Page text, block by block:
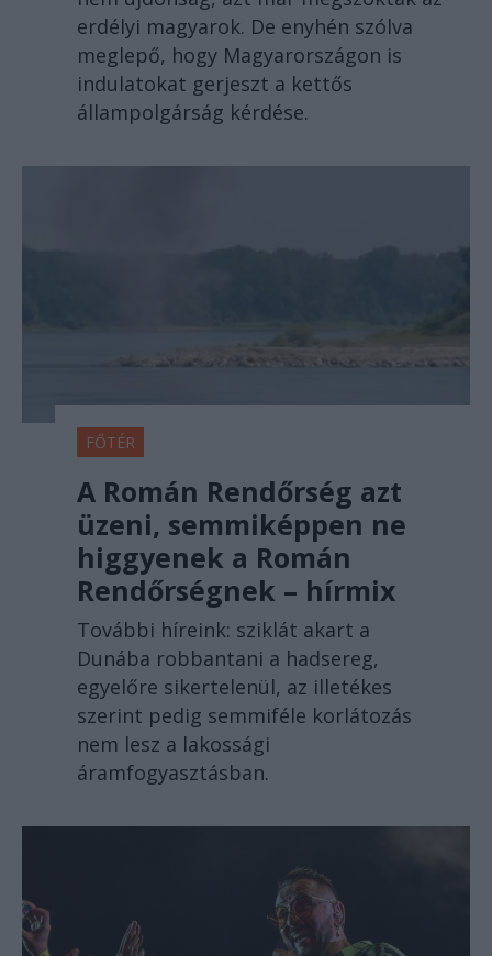
erdélyi magyarok. De enyhén szólva
meglepő, hogy Magyarországon is
indulatokat gerjeszt a kettős
állampolgárság kérdése.
FŐTÉR
A Román Rendőrség azt
üzeni, semmiképpen ne
higgyenek a Román
Rendőrségnek – hírmix
További híreink: sziklát akart a
Dunába robbantani a hadsereg,
egyelőre sikertelenül, az illetékes
szerint pedig semmiféle korlátozás
nem lesz a lakossági
áramfogyasztásban.